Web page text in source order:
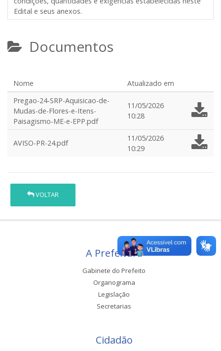
Edital e seus anexos.
Documentos
Nome
Atualizado em
Pregao-24-SRP-Aquisicao-de-
Mudas-de-Flores-e-Itens-
Paisagismo-ME-e-EPP.pdf
11/05/2026
10:28
AVISO-PR-24.pdf
11/05/2026
10:29
VOLTAR
A Prefeitura
Gabinete do Prefeito
Organograma
Legislação
Secretarias
Cidadão